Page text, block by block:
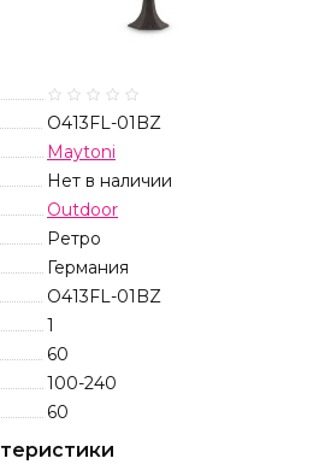
O413FL-01BZ
Maytoni
Нет в наличии
Outdoor
Ретро
Германия
O413FL-01BZ
1
60
100-240
60